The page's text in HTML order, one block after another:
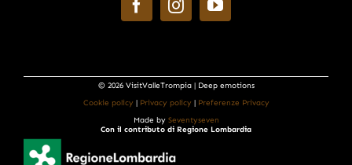
© 2026 VisitValleTrompia | Deep emotions
Cookie policy
Privacy policy
Preferenze Privacy
Made by Seventyseven
Con il contributo di Regione Lombardia